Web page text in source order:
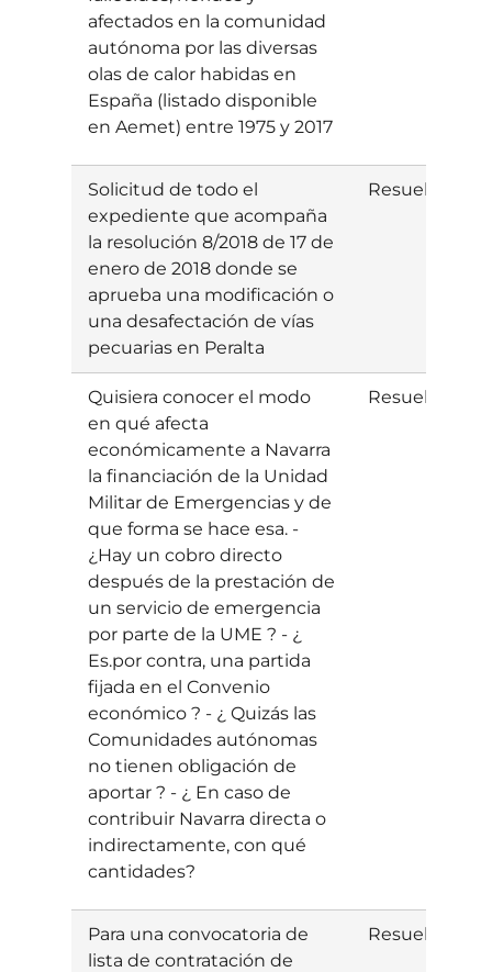
afectados en la comunidad
autónoma por las diversas
olas de calor habidas en
España (listado disponible
en Aemet) entre 1975 y 2017
Solicitud de todo el
expediente que acompaña
la resolución 8/2018 de 17 de
enero de 2018 donde se
aprueba una modificación o
una desafectación de vías
pecuarias en Peralta
Resuelta
Quisiera conocer el modo
en qué afecta
económicamente a Navarra
la financiación de la Unidad
Militar de Emergencias y de
que forma se hace esa. -
¿Hay un cobro directo
después de la prestación de
un servicio de emergencia
por parte de la UME ? - ¿
Es.por contra, una partida
fijada en el Convenio
económico ? - ¿ Quizás las
Comunidades autónomas
no tienen obligación de
aportar ? - ¿ En caso de
contribuir Navarra directa o
indirectamente, con qué
cantidades?
Resuelta
Para una convocatoria de
lista de contratación de
Resuelta